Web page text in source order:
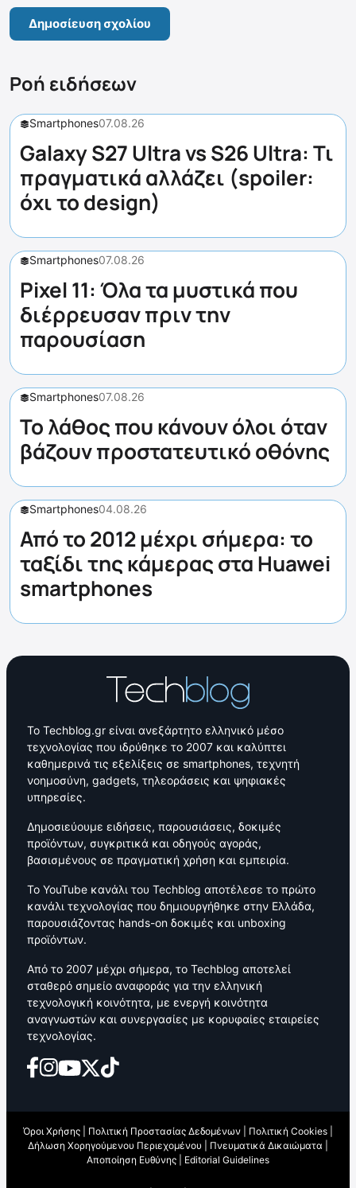
Ροή ειδήσεων
Smartphones07.08.26
Galaxy S27 Ultra vs S26 Ultra: Τι
πραγματικά αλλάζει (spoiler:
όχι το design)
Smartphones07.08.26
Pixel 11: Όλα τα μυστικά που
διέρρευσαν πριν την
παρουσίαση
Smartphones07.08.26
Το λάθος που κάνουν όλοι όταν
βάζουν προστατευτικό οθόνης
Smartphones04.08.26
Από το 2012 μέχρι σήμερα: το
ταξίδι της κάμερας στα Huawei
smartphones
Το Techblog.gr είναι ανεξάρτητο ελληνικό μέσο
τεχνολογίας που ιδρύθηκε το 2007 και καλύπτει
καθημερινά τις εξελίξεις σε smartphones, τεχνητή
νοημοσύνη, gadgets, τηλεοράσεις και ψηφιακές
υπηρεσίες.
Δημοσιεύουμε ειδήσεις, παρουσιάσεις, δοκιμές
προϊόντων, συγκριτικά και οδηγούς αγοράς,
βασισμένους σε πραγματική χρήση και εμπειρία.
Το YouTube κανάλι του Techblog αποτέλεσε το πρώτο
κανάλι τεχνολογίας που δημιουργήθηκε στην Ελλάδα,
παρουσιάζοντας hands-on δοκιμές και unboxing
προϊόντων.
Από το 2007 μέχρι σήμερα, το Techblog αποτελεί
σταθερό σημείο αναφοράς για την ελληνική
τεχνολογική κοινότητα, με ενεργή κοινότητα
αναγνωστών και συνεργασίες με κορυφαίες εταιρείες
τεχνολογίας.
Όροι Χρήσης Πολιτική Προστασίας Δεδομένων Πολιτική Cookies
Δήλωση Χορηγούμενου Περιεχομένου
Πνευματικά Δικαιώματα
Αποποίηση Ευθύνης
Editorial Guidelines